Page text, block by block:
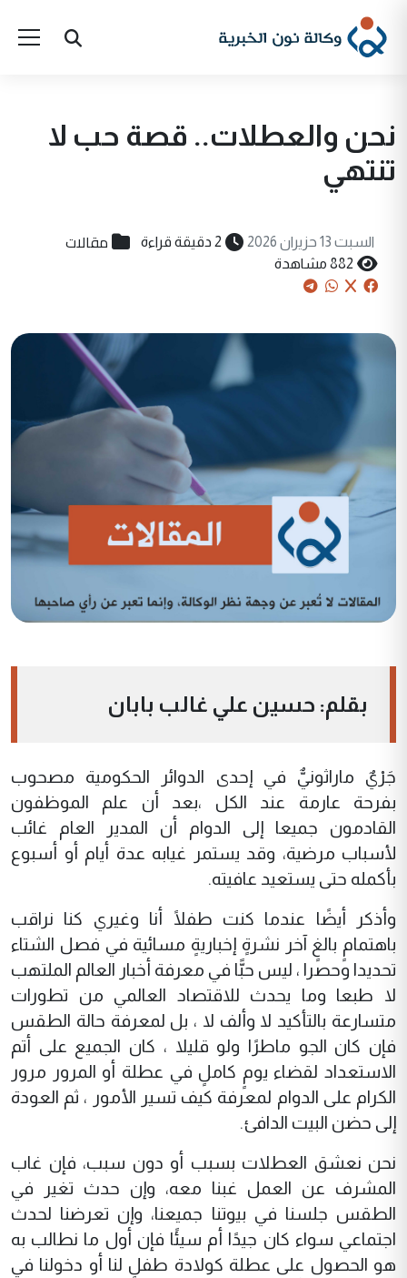
نحن والعطلات.. قصة حب لا
تنتهي
السبت 13 حزيران 2026 2 دقيقة قراءة مقالات
882 مشاهدة
بقلم: حسين علي غالب بابان
جَرْيٌ ماراثونيٌّ في إحدى الدوائر الحكومية مصحوب
بفرحة عارمة عند الكل ،بعد أن علم الموظفون
القادمون جميعا إلى الدوام أن المدير العام غائب
لأسباب مرضية، وقد يستمر غيابه عدة أيام أو أسبوع
بأكمله حتى يستعيد عافيته.
وأذكر أيضًا عندما كنت طفلًا أنا وغيري كنا نراقب
باهتمامٍ بالغٍ آخر نشرةٍ إخباريةٍ مسائية في فصل الشتاء
تحديدا وحصرا ، ليس حبًّا في معرفة أخبار العالم الملتهب
لا طبعا وما يحدث للاقتصاد العالمي من تطورات
متسارعة بالتأكيد لا وألف لا ، بل لمعرفة حالة الطقس
فإن كان الجو ماطرًا ولو قليلا ، كان الجميع على أتم
الاستعداد لقضاء يومٍ كاملٍ في عطلة أو المرور مرور
الكرام على الدوام لمعرفة كيف تسير الأمور ، ثم العودة
إلى حضن البيت الدافئ.
نحن نعشق العطلات بسبب أو دون سبب، فإن غاب
المشرف عن العمل غبنا معه، وإن حدث تغير في
الطقس جلسنا في بيوتنا جميعنا، وإن تعرضنا لحدث
اجتماعي سواء كان جيدًا أم سيئًا فإن أول ما نطالب به
هو الحصول على عطلة كولادة طفلٍ لنا أو دخولنا في